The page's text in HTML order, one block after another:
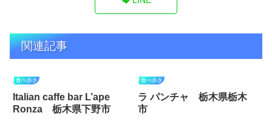
関連記事
食べ歩き
Italian caffe bar L’ape
Ronza 栃木県下野市
食べ歩き
ラ パンチャ 栃木県栃木
市